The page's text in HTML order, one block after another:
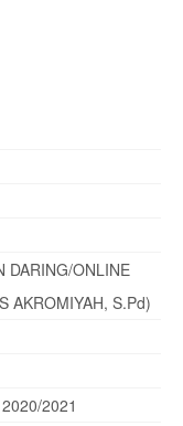
DARING/ONLINE
AKROMIYAH, S.Pd)
2021